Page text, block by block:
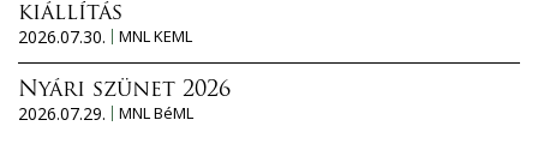
kiállítás
2026.07.30.
MNL KEML
Nyári szünet 2026
2026.07.29.
MNL BéML